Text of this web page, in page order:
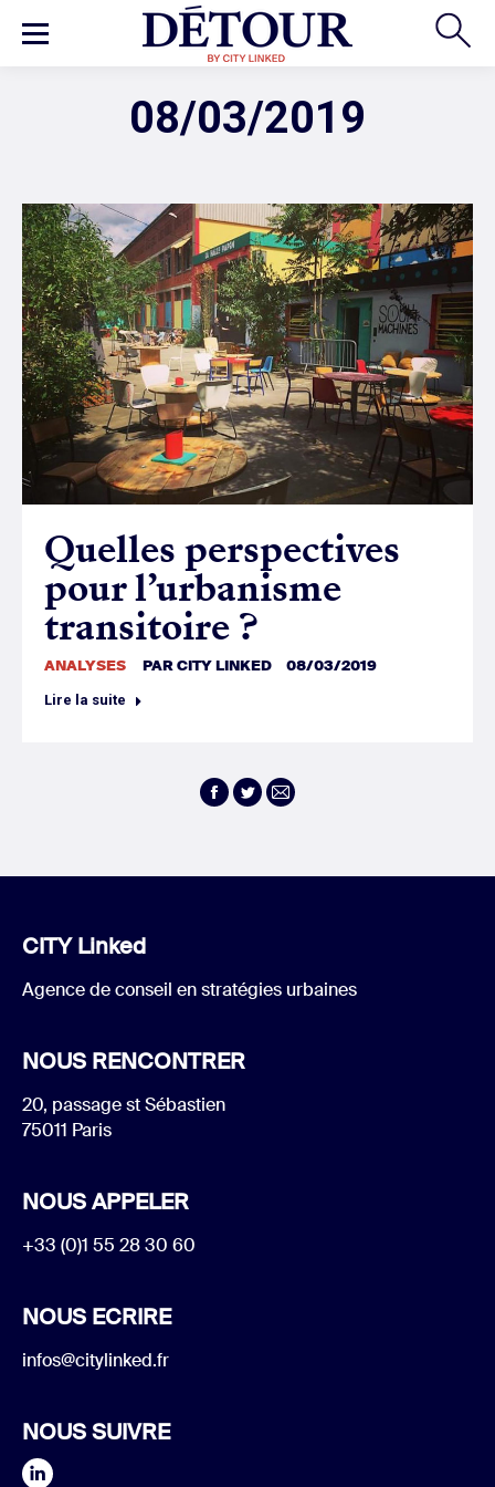
Quelles perspectives
pour l’urbanisme
transitoire ?
ANALYSES PARCITY LINKED 08/03/2019
Lire la suite
Facebook
Twitter
E-
CITY Linked
Agence de conseil en stratégies urbaines
NOUS RENCONTRER
20, passage st Sébastien
75011 Paris
NOUS APPELER
+33 (0)1 55 28 30 60
NOUS ECRIRE
infos@citylinked.fr
NOUS SUIVRE